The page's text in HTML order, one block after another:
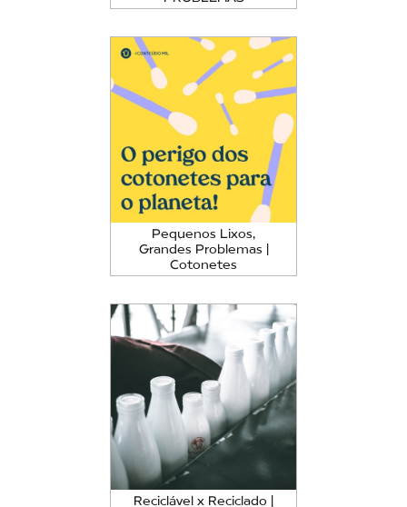
Pequenos Lixos,
Grandes Problemas |
Cotonetes
Reciclável x Reciclado |